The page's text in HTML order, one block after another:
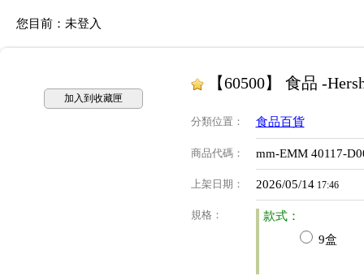
您目前： 未登入
加入到收藏匣
【60500】 食品 -
分類位置 ： 食品百貨
商品代碼： mm-EMM 40117-
上架日期 ： 2026/05/1417:46
規格 ：
款式：
9盒